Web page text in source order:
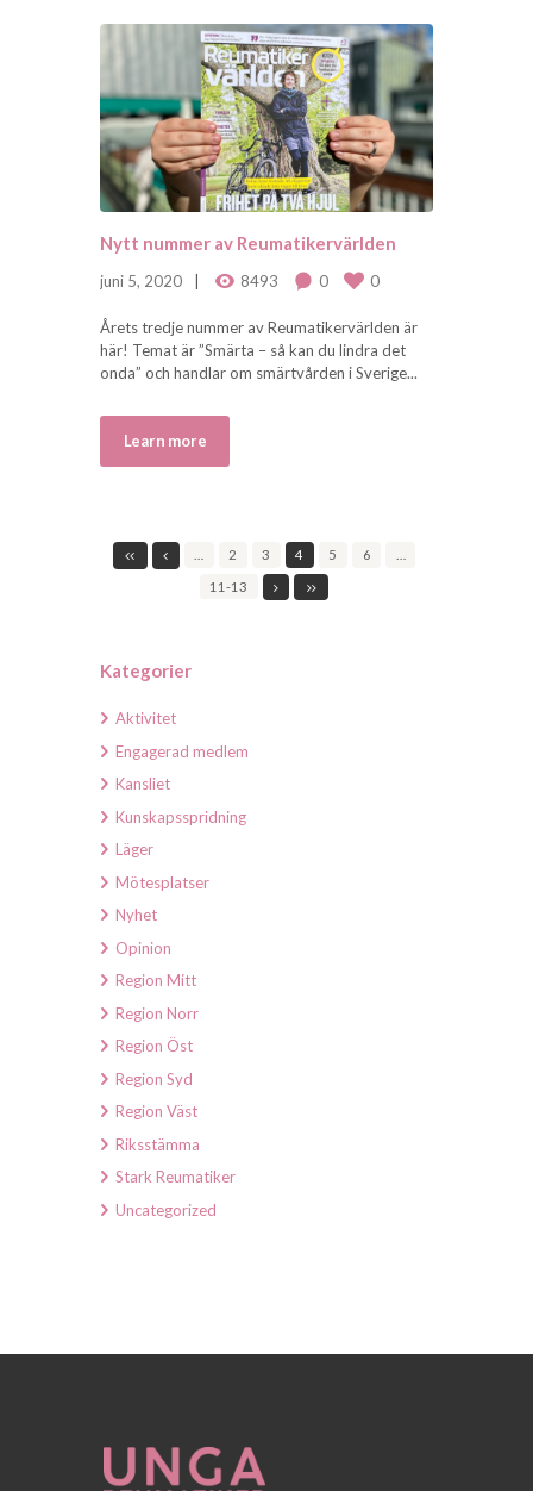
Nytt nummer av Reumatikervärlden
juni 5, 2020 8493 0 0
Årets tredje nummer av Reumatikervärlden är
här! Temat är ”Smärta – så kan du lindra det
onda” och handlar om smärtvården i Sverige...
Learn more
2 3 4 5 6
11-13
Kategorier
Aktivitet
Engagerad medlem
Kansliet
Kunskapsspridning
Läger
Mötesplatser
Nyhet
Opinion
Region Mitt
Region Norr
Region Öst
Region Syd
Region Väst
Riksstämma
Stark Reumatiker
Uncategorized